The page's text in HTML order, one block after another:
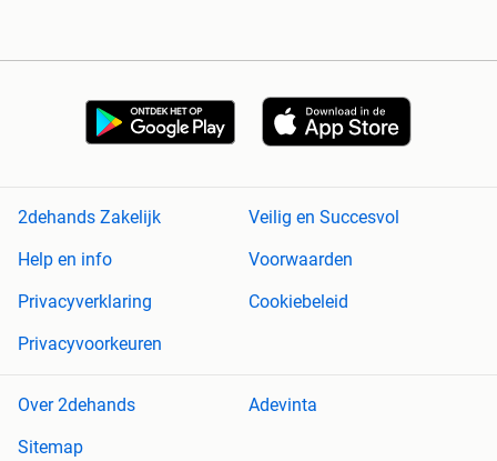
2dehands Zakelijk
Veilig en Succesvol
Help en info
Voorwaarden
Privacyverklaring
Cookiebeleid
Privacyvoorkeuren
Over 2dehands
Adevinta
Sitemap